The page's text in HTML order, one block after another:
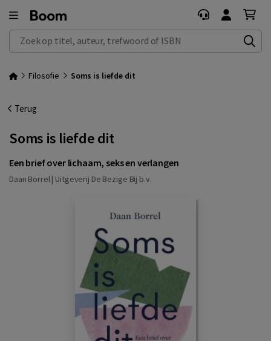
Zoek op titel, auteur, trefwoord of ISBN
Filosofie Soms is liefde dit
Terug
Soms is liefde dit
Een brief over lichaam, seks en verlangen
Daan Borrel | Uitgeverij De Bezige Bij b.v.